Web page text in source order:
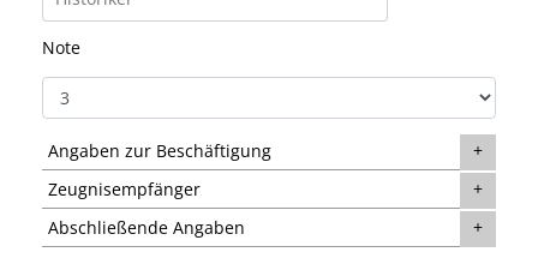
Note
Angaben zur Beschäftigung
Zeugnisempfänger
Abschließende Angaben